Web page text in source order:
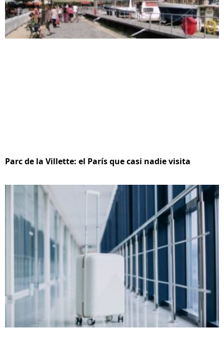
Parc de la Villette: el París que casi nadie visita